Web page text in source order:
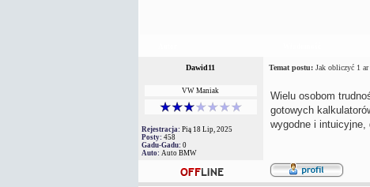
Dawid11 Temat postu:Jak obliczyć 1 ar
VW Maniak
Rejestracja: Pią 18 Lip, 2025
Posty: 458
Gadu-Gadu: 0
Auto: Auto BMW
Wielu osobom
gotowych
wygodne i